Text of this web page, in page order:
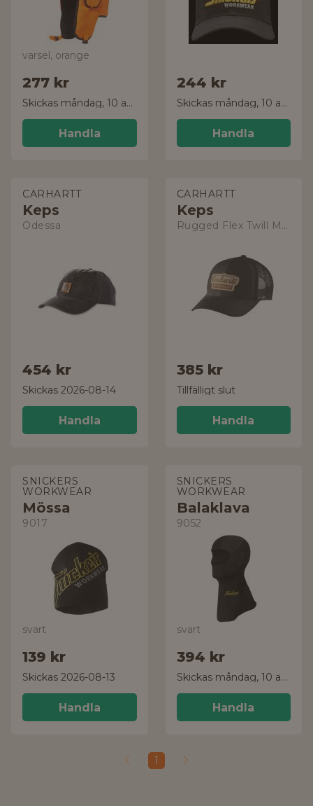
varsel, orange
277 kr
Skickas måndag, 10 aug.
Handla
244 kr
Skickas måndag, 10 aug.
Handla
CARHARTT
Keps
Odessa
454 kr
Skickas 2026-08-14
Handla
CARHARTT
Keps
Rugged Flex Twill Mesh-Back
385 kr
Tillfälligt slut
Handla
SNICKERS
WORKWEAR
Mössa
9017
svart
139 kr
Skickas 2026-08-13
Handla
SNICKERS
WORKWEAR
Balaklava
9052
svart
394 kr
Skickas måndag, 10 aug.
Handla
1